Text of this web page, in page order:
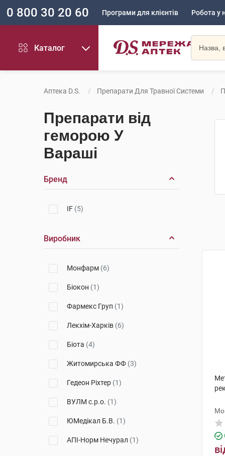
0 800 30 20 60 Програми для клієнтів Робота у
Каталог
Аптека D.S. Препарати Для Травної Системи
Препарати від
геморою У
Вараші
Бренд
IF (5)
Виробник
Монфарм (6)
Біокон (1)
Фармекс Груп (1)
Лекхім-Харків (6)
Біота (4)
Житомирська ФФ (3)
Гедеон Ріхтер (1)
ВУЛМ с.р.о. (1)
ЮМедікал Б.В. (1)
АПІ-Норм Нечурал (1)